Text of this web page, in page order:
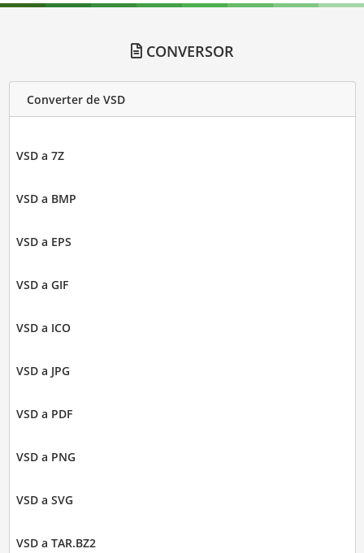
CONVERSOR
Converter de VSD
VSD a 7Z
VSD a BMP
VSD a EPS
VSD a GIF
VSD a ICO
VSD a JPG
VSD a PDF
VSD a PNG
VSD a SVG
VSD a TAR.BZ2